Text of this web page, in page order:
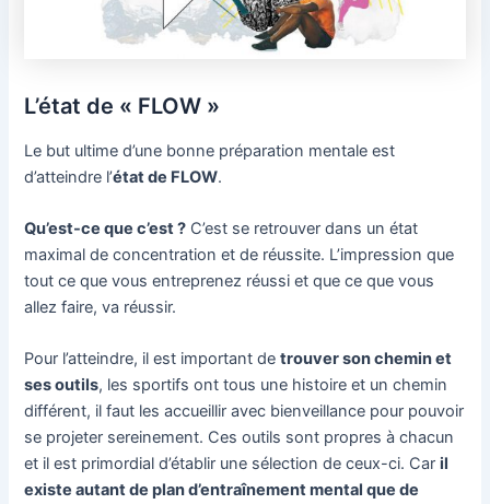
L’état de « FLOW »
Le but ultime d’une bonne préparation mentale est
d’atteindre l’état de FLOW.
Qu’est-ce que c’est ? C’est se retrouver dans un état
maximal de concentration et de réussite. L’impression que
tout ce que vous entreprenez réussi et que ce que vous
allez faire, va réussir.
Pour l’atteindre, il est important detrouver son chemin et
ses outils, les sportifs ont tous une histoire et un chemin
différent, il faut les accueillir avec bienveillance pour pouvoir
se projeter sereinement. Ces outils sont propres à chacun
et il est primordial d’établir une sélection de ceux-ci. Caril
existe autant de plan d’entraînement mental que de